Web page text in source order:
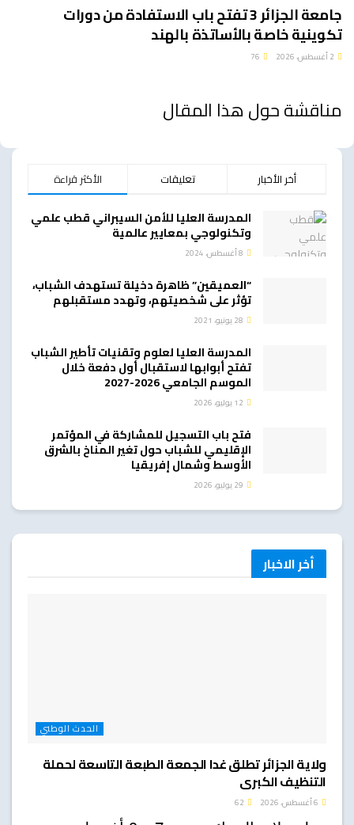
جامعة الجزائر 3 تفتح باب الاستفادة من دورات
تكوينية خاصة بالأساتذة بالهند
مناقشة حول هذا المقال
الأكثر قراءة تعليقات أخر الأخبار
المدرسة العليا للأمن السيبراني قطب علمي
وتكنولوجي بمعايير عالمية
“العميقين” ظاهرة دخيلة تستهدف الشباب،
تؤثر على شخصيتهم، وتهدد مستقبلهم
المدرسة العليا لعلوم وتقنيات تأطير الشباب
تفتح أبوابها لاستقبال أول دفعة خلال
الموسم الجامعي 2026-2027
فتح باب التسجيل للمشاركة في المؤتمر
الإقليمي للشباب حول تغير المناخ بالشرق
الأوسط وشمال إفريقيا
أخر الاخبار
الحدث الوطني
ولاية الجزائر تطلق غدا الجمعة الطبعة التاسعة لحملة
التنظيف الكبرى